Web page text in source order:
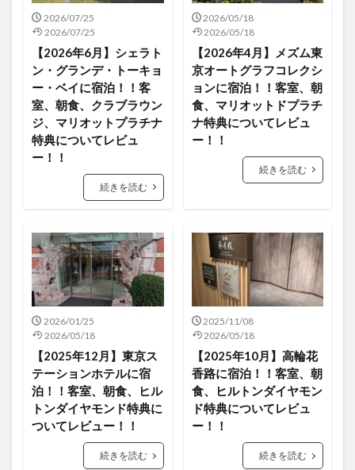
2026/07/25
2026/07/25
【2026年6月】シェラト
ン・グランデ・トーキョ
ー・ベイに宿泊！！客
室、朝食、クラブラウン
ジ、マリオットプラチナ
特典についてレビュ
ー！！
続きを読む
2026/05/18
2026/05/18
【2026年4月】メズム東
京オートグラフコレクシ
ョンに宿泊！！客室、朝
食、マリオットドプラチ
ナ特典についてレビュ
ー！！
続きを読む
2026/01/25
2026/05/18
【2025年12月】東京ス
テーションホテルに宿
泊！！客室、朝食、ヒル
トンダイヤモンド特典に
ついてレビュー！！
続きを読む
2025/11/08
2026/05/18
【2025年10月】高輪花
香路に宿泊！！客室、朝
食、ヒルトンダイヤモン
ド特典についてレビュ
ー！！
続きを読む